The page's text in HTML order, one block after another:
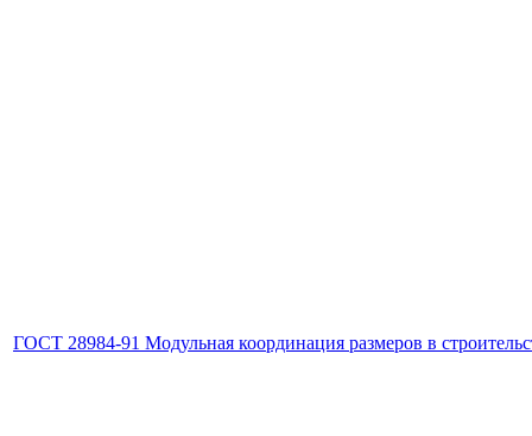
ГОСТ 28984-91 Модульная координация размеров в